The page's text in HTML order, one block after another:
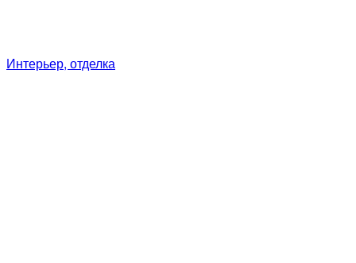
Интерьер, отделка